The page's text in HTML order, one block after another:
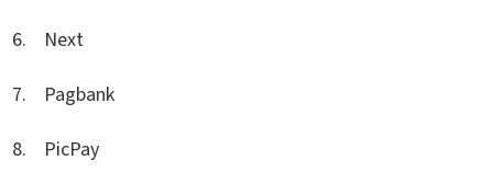
Next
Pagbank
PicPay